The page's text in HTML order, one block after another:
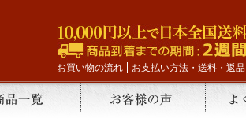
お買い物の流れ お支払い方法・送料・返品